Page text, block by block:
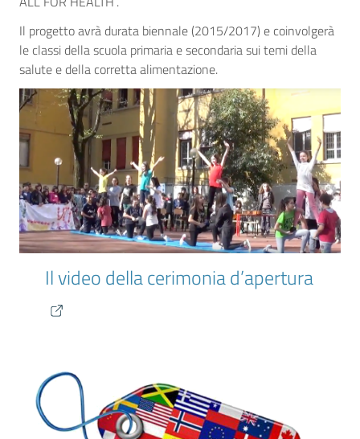
Il progetto avrà durata biennale (2015/2017) e coinvolgerà
le classi della scuola primaria e secondaria sui temi della
salute e della corretta alimentazione.
Il video della cerimonia d’apertura